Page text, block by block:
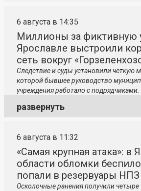
6 августа в 14:35
Миллионы за фиктивную
Ярославле выстроили
сеть вокруг
Следствие и суды установили чёткую
которой бывшее руководство
учреждения работало с подрядчиками.
развернуть
6 августа в 11:32
«Самая крупная атака»: в
области обломки
попали в резервуары НПЗ
Осколочные ранения получили четыре